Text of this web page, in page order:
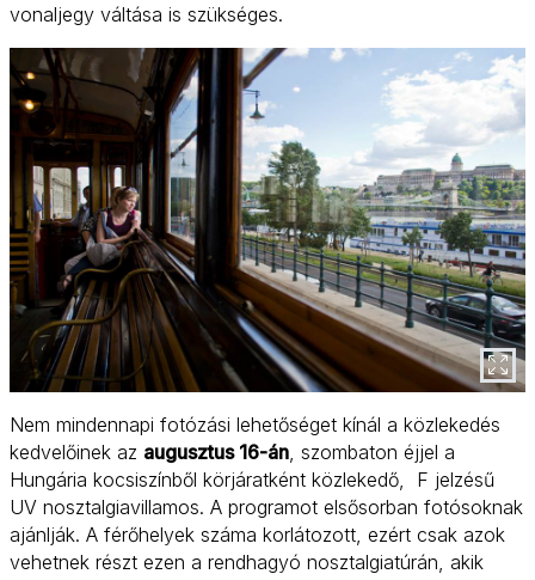
vonaljegy váltása is szükséges.
Nem mindennapi fotózási lehetőséget kínál a közlekedés
kedvelőinek az augusztus 16-án , szombaton éjjel a
Hungária kocsiszínből körjáratként közlekedő, F jelzésű
UV nosztalgiavillamos. A programot elsősorban fotósoknak
ajánlják. A férőhelyek száma korlátozott, ezért csak azok
vehetnek részt ezen a rendhagyó nosztalgiatúrán, akik